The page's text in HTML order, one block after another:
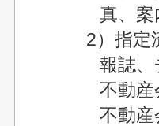
真、
2）指定
報誌
不動
不動